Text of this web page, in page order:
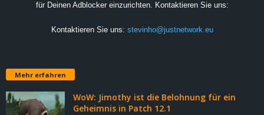
für Deinen Adblocker einzurichten. Kontaktieren Sie uns:
Kontaktieren Sie uns: stevinho@justnetwork.eu
Mehr erfahren
WoW: Jimothy ist die Belohnung für ein
Geheimnis in Patch 12.1